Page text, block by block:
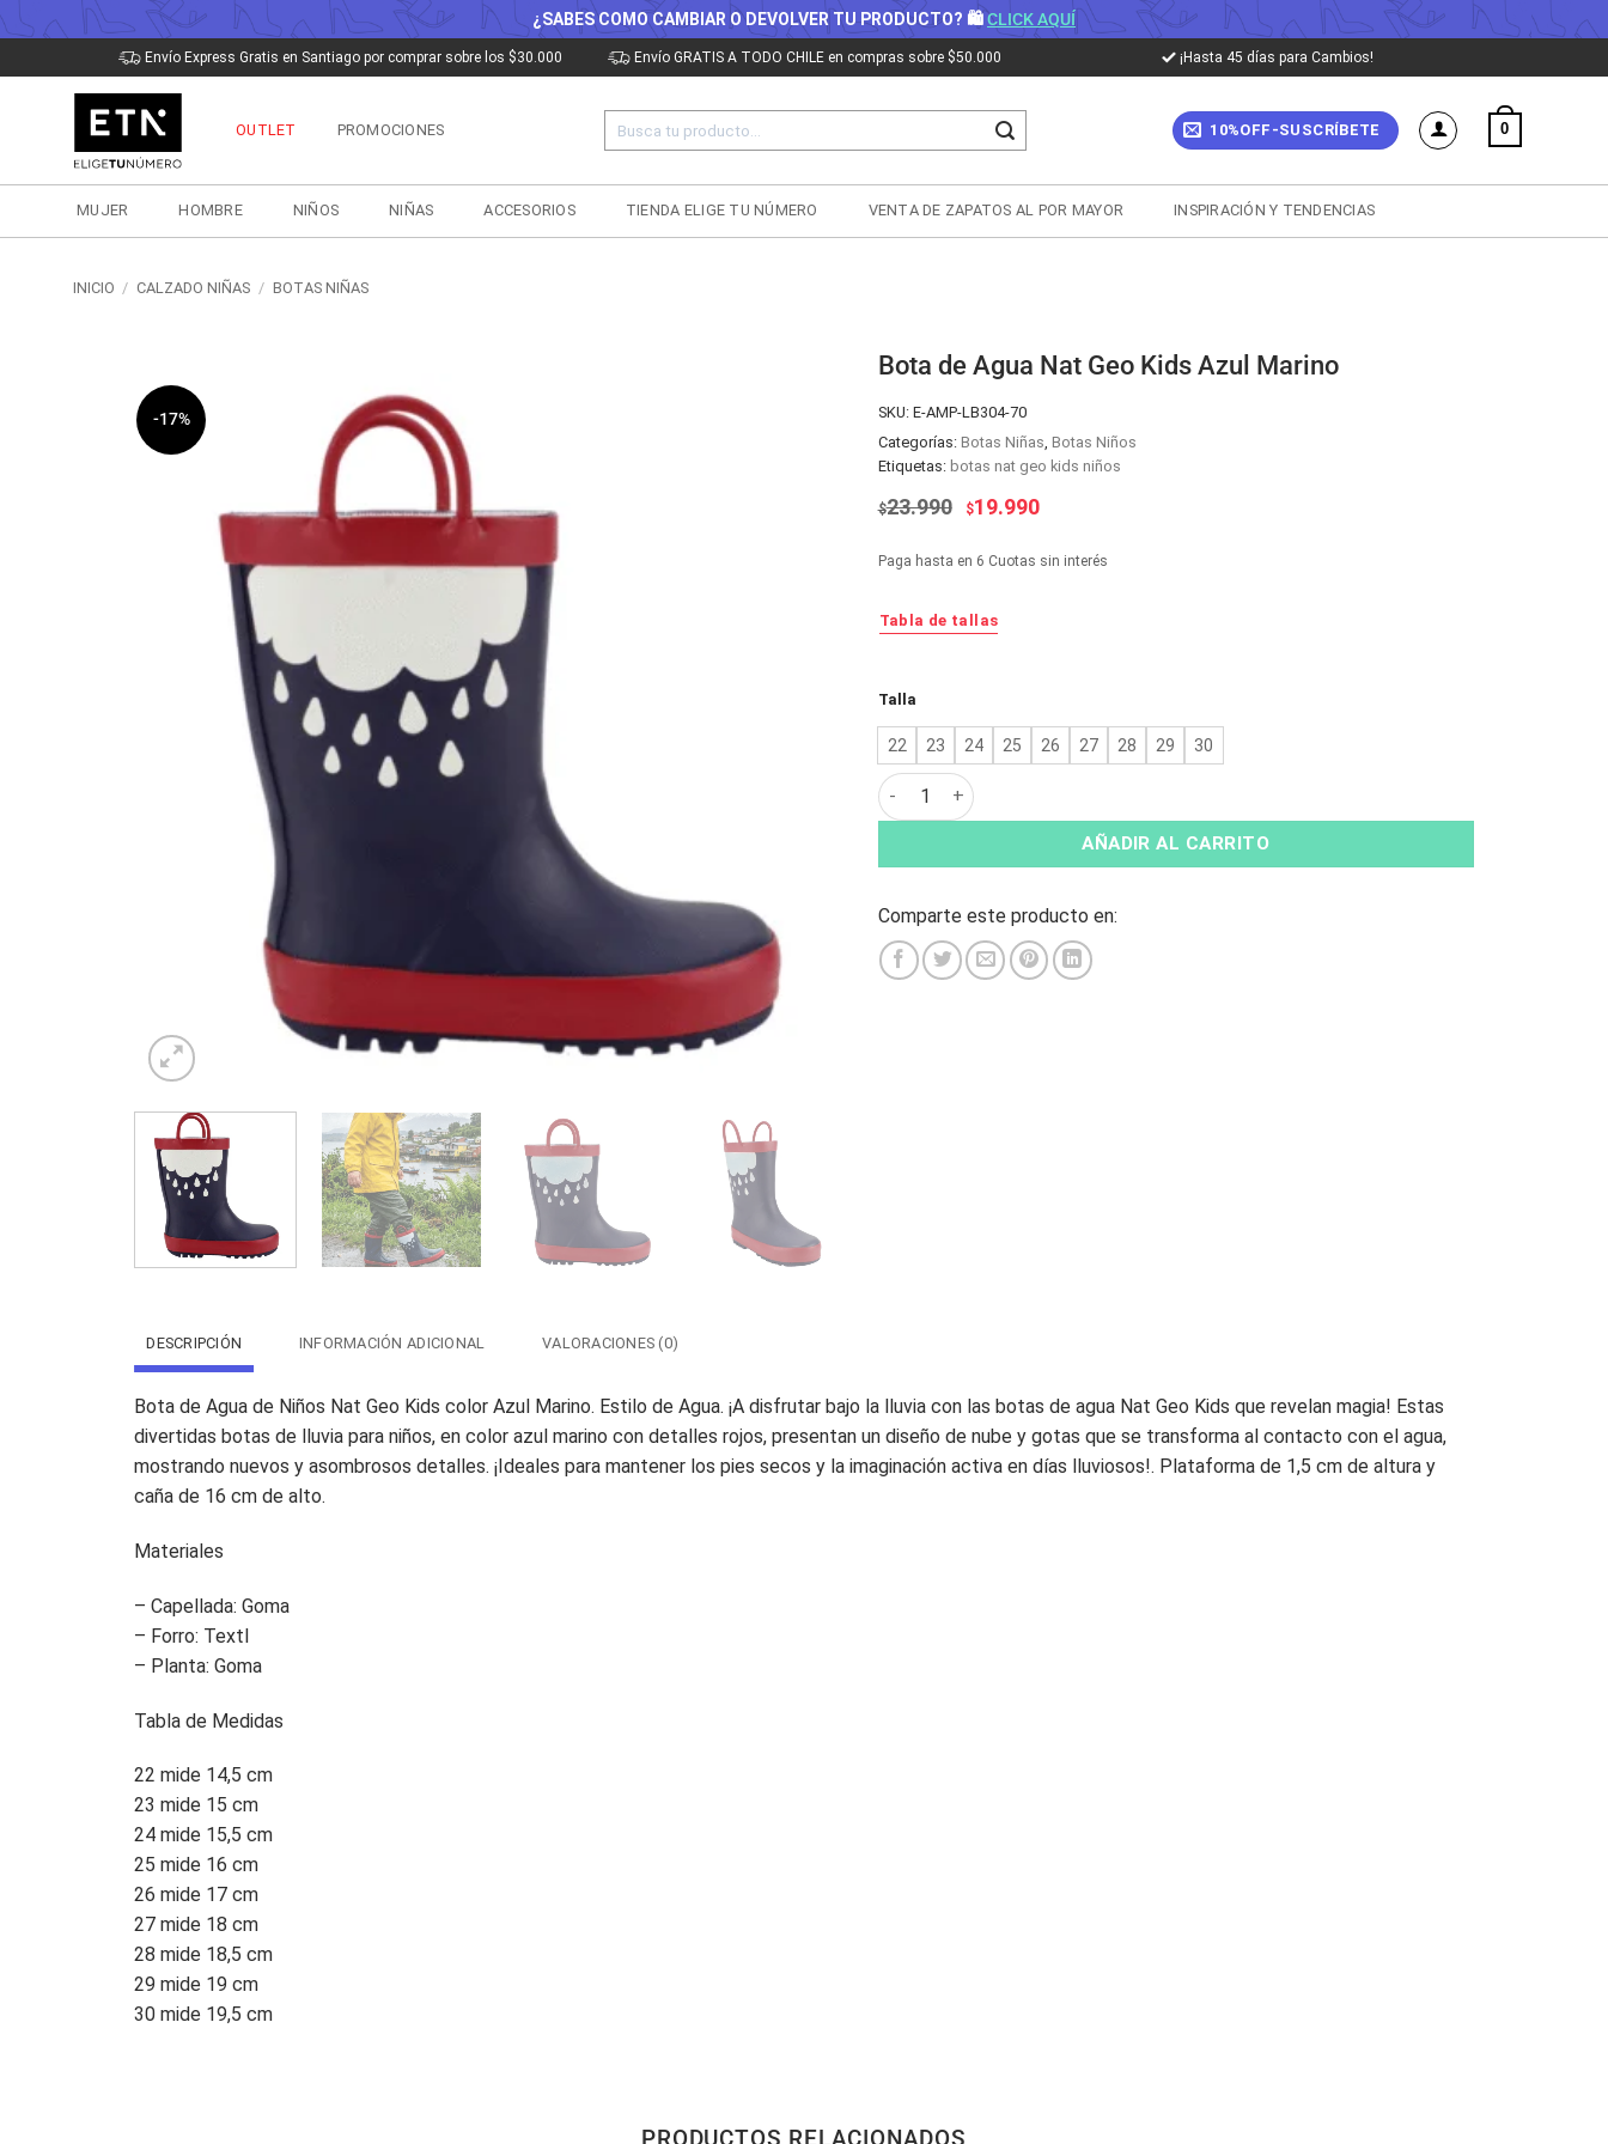
¿SABES COMO CAMBIAR O DEVOLVER TU PRODUCTO? 🛍CLICK AQUÍ
al
Envío Express Gratis en Santiago por comprar sobre los $30.000 Envío GRATIS A TODO CHILE en compras sobre $50.000 ¡Hasta 45 días para Cambios!
OUTLET PROMOCIONES 10%OFF-SUSCRÍBETE 0
MUJER HOMBRE NIÑOS NIÑAS ACCESORIOS TIENDA ELIGE TU NÚMERO VENTA DE ZAPATOS AL POR MAYOR INSPIRACIÓN Y TENDENCIAS
INICIO / CALZADO NIÑAS / BOTAS NIÑAS
-17%
Bota de Agua Nat Geo Kids Azul Marino
SKU: E-AMP-LB304-70
Categorías: Botas Niñas, Botas Niños
Etiquetas: botas nat geo kids niños
$23.990 El
original
$19.990El
actual
Paga hasta en 6 Cuotas sin interés
Tabla de tallas
Talla
22 23 24 25 26 27 28 29 30
Bota de Agua Nat Geo Kids Azul Marino cantidad
AÑADIR AL CARRITO
Alternative:
Comparte este producto en:
DESCRIPCIÓN INFORMACIÓN ADICIONAL VALORACIONES (0)
Bota de Agua de Niños Nat Geo Kids color Azul Marino. Estilo de Agua. ¡A disfrutar bajo la lluvia con las botas de agua Nat Geo Kids que revelan magia! Estas
divertidas botas de lluvia para niños, en color azul marino con detalles rojos, presentan un diseño de nube y gotas que se transforma al contacto con el agua,
mostrando nuevos y asombrosos detalles. ¡Ideales para mantener los pies secos y la imaginación activa en días lluviosos!. Plataforma de 1,5 cm de altura y
caña de 16 cm de alto.
Materiales
– Capellada: Goma
– Forro: Textl
– Planta: Goma
Tabla de Medidas
22 mide 14,5 cm
23 mide 15 cm
24 mide 15,5 cm
25 mide 16 cm
26 mide 17 cm
27 mide 18 cm
28 mide 18,5 cm
29 mide 19 cm
30 mide 19,5 cm
PRODUCTOS RELACIONADOS